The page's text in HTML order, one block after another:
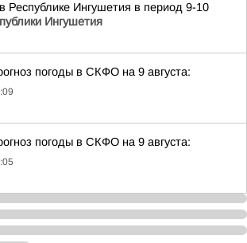
Республике Ингушетия в период 9-10
Ингушетия
погоды в СКФО на 9 августа:
погоды в СКФО на 9 августа: